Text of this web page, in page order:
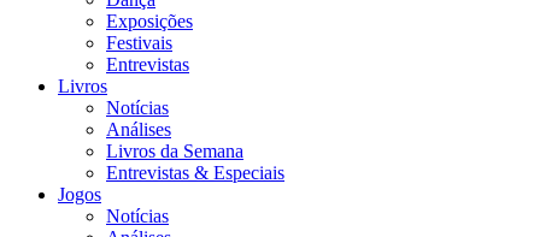
Exposições
Festivais
Entrevistas
Livros
Notícias
Análises
Livros da Semana
Entrevistas & Especiais
Jogos
Notícias